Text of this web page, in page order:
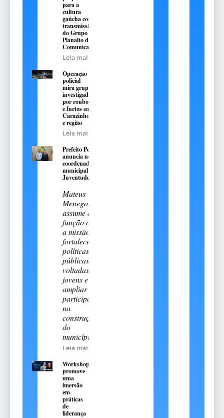
para a
cultura
gaúcha com
transmissão
do Grupo
Planalto de
Comunicação
Leia mais
Operação
policial
mira grupo
investigado
por roubos
e furtos em
Carazinho
e região
Leia mais
Prefeito Pedro
anuncia novo
coordenador
municipal da
Juventude
Mateus
Menegotto
assume a
função com
a missão de
fortalecer
políticas
públicas
voltadas aos
jovens e
ampliar sua
participação
na
construção
do
município
Leia mais
Workshop
promove
uma
imersão
em
práticas
de
liderança